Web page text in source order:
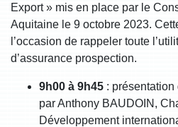
Export » mis en place par le
Aquitaine le 9 octobre 2023.
l’occasion de rappeler toute
d’assurance prospection.
9h00 à 9h45 :
par Anthony BAUDOIN,
Développement